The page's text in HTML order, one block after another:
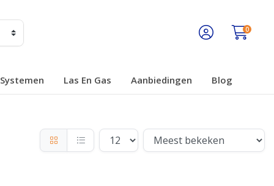
0
Systemen Las En Gas Aanbiedingen Blog